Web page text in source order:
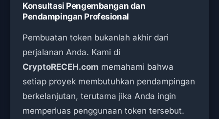
Konsultasi Pengembangan dan
Pendampingan Profesional
Pembuatan token bukanlah akhir dari
perjalanan Anda. Kami di
CryptoRECEH.com memahami bahwa
setiap proyek membutuhkan pendampingan
berkelanjutan, terutama jika Anda ingin
memperluas penggunaan token tersebut.